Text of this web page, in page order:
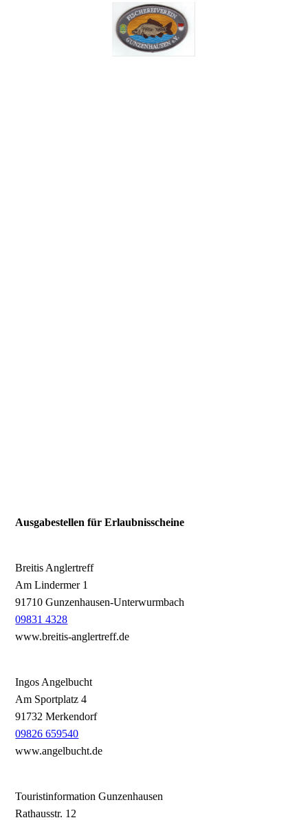
Ausgabestellen für Erlaubnisscheine
Breitis Anglertreff
Am Lindermer 1
91710 Gunzenhausen-Unterwurmbach
09831 4328
www.breitis-anglertreff.de
Ingos Angelbucht
Am Sportplatz 4
91732 Merkendorf
09826 659540
www.angelbucht.de
Touristinformation Gunzenhausen
Rathausstr. 12